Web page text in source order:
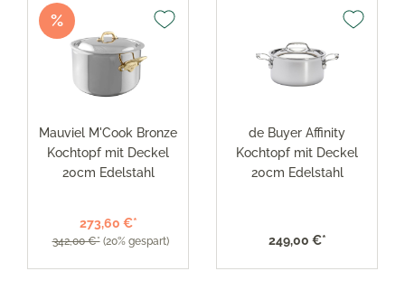
%
Mauviel M'Cook Bronze
Kochtopf mit Deckel
20cm Edelstahl
273,60 €*
342,00 €* (20% gespart)
de Buyer Affinity
Kochtopf mit Deckel
20cm Edelstahl
249,00 €*